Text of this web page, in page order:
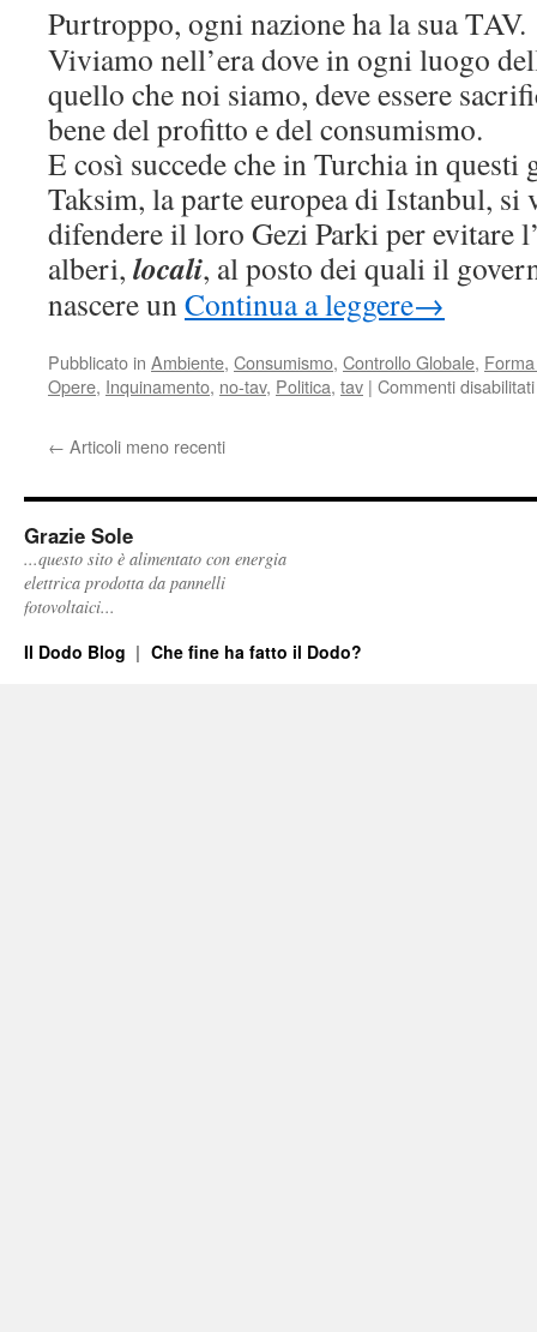
Purtroppo, ogni nazione ha la sua TAV.
Viviamo nell’era dove in ogni luogo
quello che noi siamo, deve essere
bene del profitto e del consumismo.
E così succede che in Turchia in
Taksim, la parte europea di Istanbul, si
difendere il loro Gezi Parki per evitare
alberi, locali, al posto dei quali il
nascere un Continua a leggere→
Pubblicato in Ambiente, Consumismo, Controllo Globale,
Opere, Inquinamento, no-tav, Politica, tav | Commenti disabilitati
← Articoli meno recenti
Grazie Sole
...questo sito è alimentato con energia
elettrica prodotta da pannelli
fotovoltaici...
Il Dodo Blog Che fine ha fatto il Dodo?